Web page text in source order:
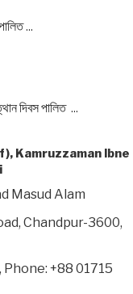
...
দিবস পালিত ...
Kamruzzaman Ibne
Masud Alam
Chandpur-3600,
+88 01715